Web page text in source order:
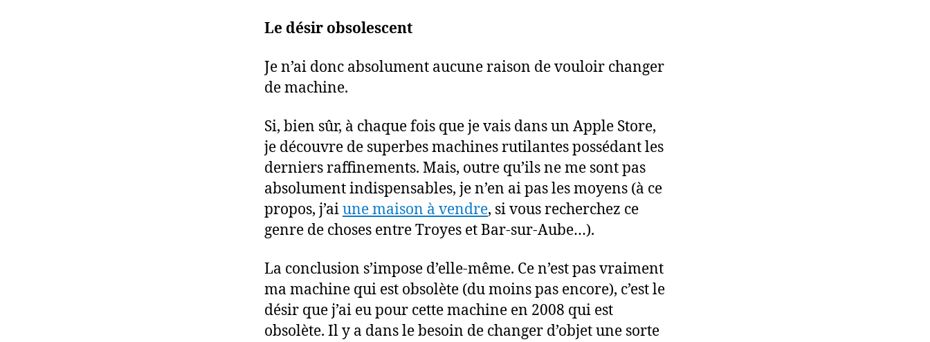
Le désir obsolescent
Je n’ai donc absolument aucune raison de vouloir changer
de machine.
Si, bien sûr, à chaque fois que je vais dans un Apple Store,
je découvre de superbes machines rutilantes possédant les
derniers raffinements. Mais, outre qu’ils ne me sont pas
absolument indispensables, je n’en ai pas les moyens (à ce
propos, j’aiune maison à vendre, si vous recherchez ce
genre de choses entre Troyes et Bar-sur-Aube…).
La conclusion s’impose d’elle-même. Ce n’est pas vraiment
ma machine qui est obsolète (du moins pas encore), c’est le
désir que j’ai eu pour cette machine en 2008 qui est
obsolète. Il y a dans le besoin de changer d’objet une sorte